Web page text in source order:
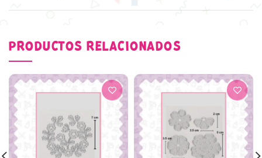
PRODUCTOS RELACIONADOS